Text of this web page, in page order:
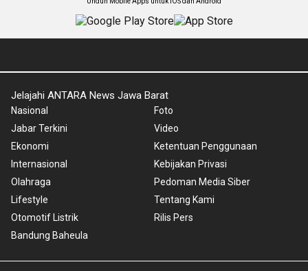
Jelajahi ANTARA News Jawa Barat
Nasional
Jabar Terkini
Ekonomi
Internasional
Olahraga
Lifestyle
Otomotif Listrik
Bandung Baheula
Foto
Video
Ketentuan Penggunaan
Kebijakan Privasi
Pedoman Media Siber
Tentang Kami
Rilis Pers